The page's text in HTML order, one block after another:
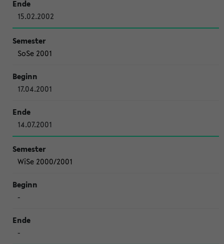
15.02.2002
SoSe 2001
17.04.2001
14.07.2001
WiSe 2000/2001
-
-